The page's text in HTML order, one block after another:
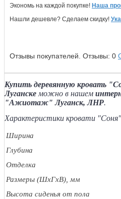
Экономь на каждой покупке! Наша
Нашли дешевле? Сделаем скидку!
Отзывы покупателей. Отзывы: 0
Купить деревянную кровать
Луганске можно в нашем
"Ажиотаж" Луганск, ЛНР.
Характеристики кровати
Ширина
Глубина
Отделка
Размеры (ШхГхВ), мм
Высота сиденья от пола